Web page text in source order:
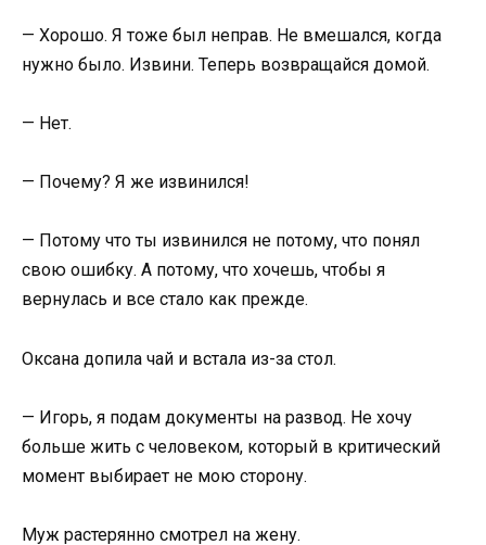
— Хорошо. Я тоже был неправ. Не вмешался, когда
нужно было. Извини. Теперь возвращайся домой.
— Нет.
— Почему? Я же извинился!
— Потому что ты извинился не потому, что понял
свою ошибку. А потому, что хочешь, чтобы я
вернулась и все стало как прежде.
Оксана допила чай и встала из-за стол.
— Игорь, я подам документы на развод. Не хочу
больше жить с человеком, который в критический
момент выбирает не мою сторону.
Муж растерянно смотрел на жену.